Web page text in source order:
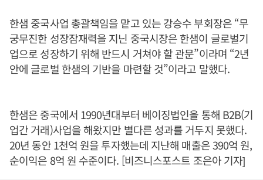
한샘 중국사업 총괄책임을 맡고 있는 강승수 부회장은 “무
궁무진한 성장잠재력을 지닌 중국시장은 한샘이 글로벌기
업으로 성장하기 위해 반드시 거쳐야 할 관문”이라며 “2년
안에 글로벌 한샘의 기반을 마련할 것”이라고 말했다.
한샘은 중국에서 1990년대부터 베이징법인을 통해 B2B(기
업간 거래)사업을 해왔지만 별다른 성과를 거두지 못했다.
20년 동안 1천억 원을 투자했는데 지난해 매출은 390억 원,
순이익은 8억 원 수준이다. [비즈니스포스트 조은아 기자]